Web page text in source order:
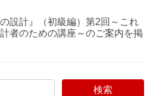
設計』（初級編）第2回～これ
者のための講座～のご案内を掲
検索